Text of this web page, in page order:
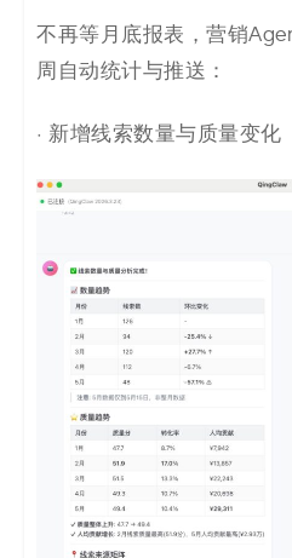
不再等月底报表，营销
周自动统计与推送：
· 新增线索数量与质量变化